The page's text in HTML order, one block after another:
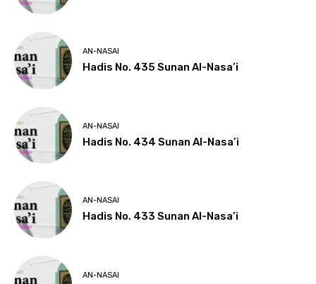
AN-NASAI
Hadis No. 435 Sunan Al-Nasa’i
AN-NASAI
Hadis No. 434 Sunan Al-Nasa’i
AN-NASAI
Hadis No. 433 Sunan Al-Nasa’i
AN-NASAI